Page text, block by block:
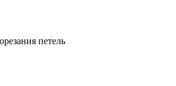
петель